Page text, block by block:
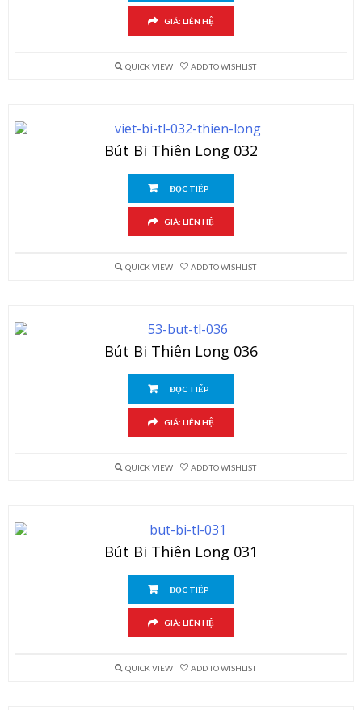
GIÁ: LIÊN HỆ
QUICK VIEW ADD TO WISHLIST
Bút Bi Thiên Long 032
ĐỌC TIẾP
GIÁ: LIÊN HỆ
QUICK VIEW ADD TO WISHLIST
Bút Bi Thiên Long 036
ĐỌC TIẾP
GIÁ: LIÊN HỆ
QUICK VIEW ADD TO WISHLIST
Bút Bi Thiên Long 031
ĐỌC TIẾP
GIÁ: LIÊN HỆ
QUICK VIEW ADD TO WISHLIST